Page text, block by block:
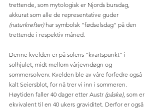
trettende, som mytologisk er Njords bursdag,
akkurat som alle de representative guder
(naturkrefter) har symbolsk "fødselsdag" på den
trettende i respektiv måned.
Denne kvelden er på solens "kvartspunkt" i
solhjulet, midt mellom vårjevndøgn og
sommersolverv. Kvelden ble av våre forfedre også
kalt Seiersblot, for nå trer vi inn i sommeren.
Høytiden faller 40 dager etter Austr (påske), som er
ekvivalent til en 40 ukers graviditet. Derfor er også